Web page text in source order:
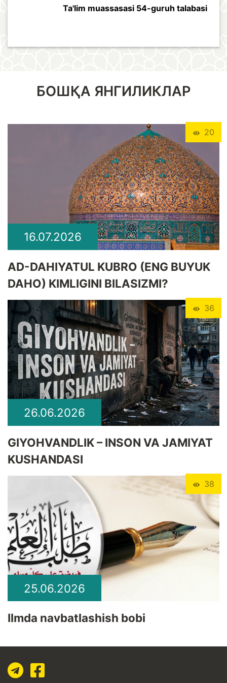
Ta'lim muassasasi 54-guruh talabasi
БОШҚА ЯНГИЛИКЛАР
20
16.07.2026
​AD-DAHIYATUL KUBRO (ENG BUYUK
DAHO) KIMLIGINI BILASIZMI?
36
26.06.2026
GIYOHVANDLIK – INSON VA JAMIYAT
KUSHANDASI
38
25.06.2026
Ilmda navbatlashish bobi